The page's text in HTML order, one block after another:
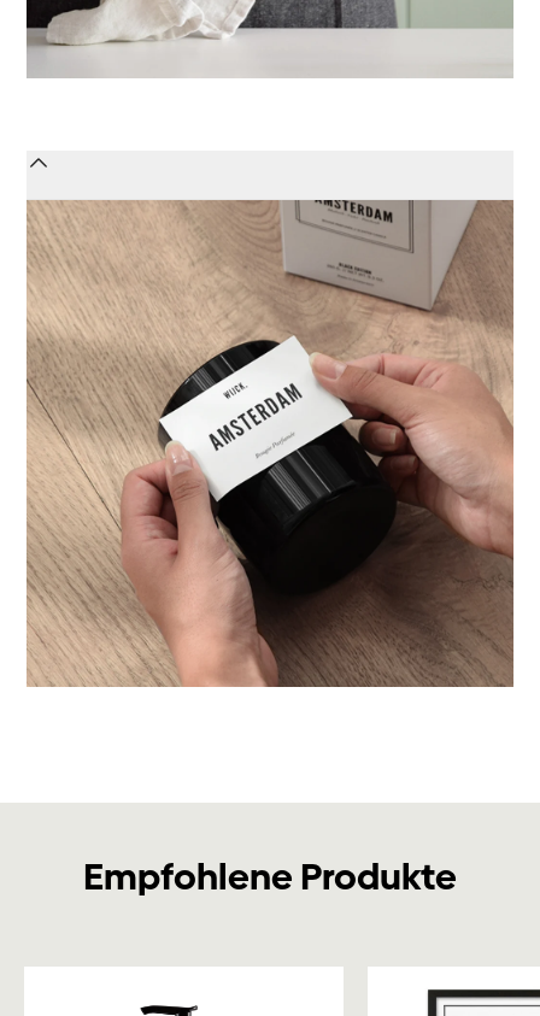
Empfohlene Produkte